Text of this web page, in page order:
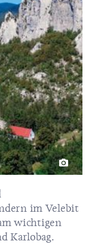
im Velebit
wichtigen
Karlobag.